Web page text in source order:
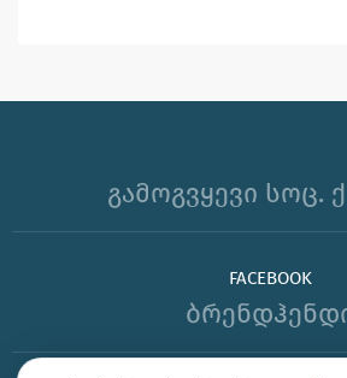
გამოგვყევი სოც.
FACEBOOK